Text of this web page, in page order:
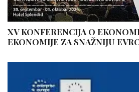
XV KONFERENCIJA O
EKONOMIJE ZA SNAŽNIJU